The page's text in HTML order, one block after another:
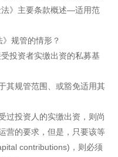
》主要条款概述—适用范
规管的情形？
投资者实缴出资的私募基
其规管范围、或豁免适用其
过投资人的实缴出资，则尚
营的要求，但是，只要该等
contributions)，则必须